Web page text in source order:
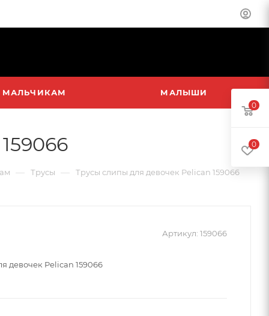
МАЛЬЧИКАМ МАЛЫШИ
— Трусы — Трусы слипы для девочек Pelican 159066
Артикул: 159066
девочек Pelican 159066
0
0